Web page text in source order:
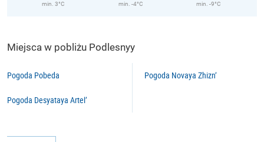
min. 3°C
min. -4°C
min. -9°C
Miejsca w pobliżu Podlesnyy
Pogoda Pobeda
Pogoda Desyataya Artel’
Pogoda Novaya Zhizn’